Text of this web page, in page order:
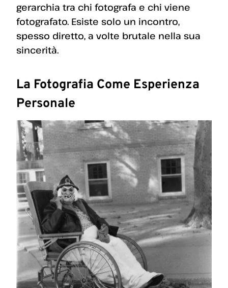
gerarchia tra chi fotografa e chi viene
fotografato. Esiste solo un incontro,
spesso diretto, a volte brutale nella sua
sincerità.
La Fotografia Come Esperienza
Personale